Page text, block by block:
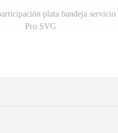
plata bandeja
Pro SVG